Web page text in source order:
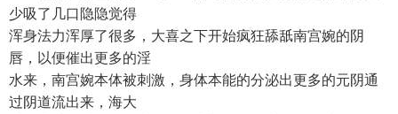
少吸了几口隐隐觉得
浑身法力浑厚了很多，大喜之下开始疯狂舔舐南宫婉的阴
唇，以便催出更多的淫
水来，南宫婉本体被刺激，身体本能的分泌出更多的元阴通
过阴道流出来，海大